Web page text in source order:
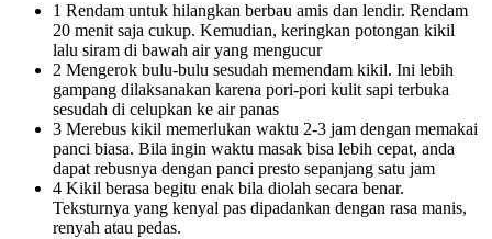
1 Rendam untuk hilangkan berbau amis dan lendir. Rendam
20 menit saja cukup. Kemudian, keringkan potongan kikil
lalu siram di bawah air yang mengucur
2 Mengerok bulu-bulu sesudah memendam kikil. Ini lebih
gampang dilaksanakan karena pori-pori kulit sapi terbuka
sesudah di celupkan ke air panas
3 Merebus kikil memerlukan waktu 2-3 jam dengan memakai
panci biasa. Bila ingin waktu masak bisa lebih cepat, anda
dapat rebusnya dengan panci presto sepanjang satu jam
4 Kikil berasa begitu enak bila diolah secara benar.
Teksturnya yang kenyal pas dipadankan dengan rasa manis,
renyah atau pedas.